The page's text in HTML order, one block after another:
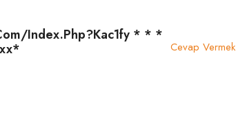
index.php?kac1fy * * *
Cevap Vermek